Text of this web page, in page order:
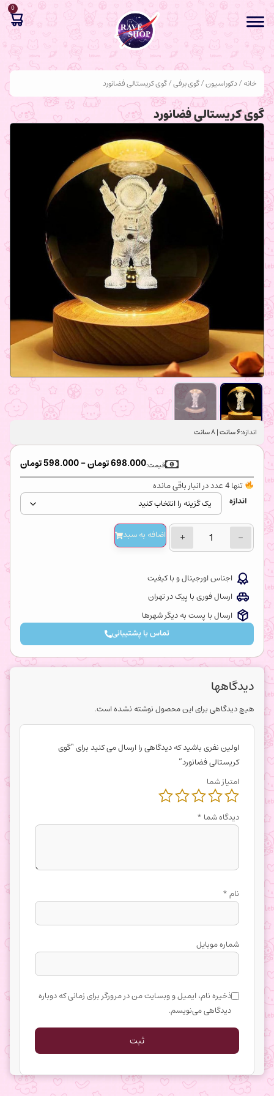
0
خانه/دکوراسیون/گوی برفی/ گوی کریستالی فضانورد
گوی کریستالی فضانورد
اندازه:۶ سانت | ۸ سانت
698.000تومان–
598.000تومان قیمت:
تنها 4 عدد در انبار باقی مانده
اندازه
−
+ اضافه‌ به سبد
اجناس اورجینال و با کیفیت
ارسال فوری با پیک در تهران
ارسال با پست به دیگر شهرها
تماس با پشتیبانی
دیدگاهها
هیچ دیدگاهی برای این محصول نوشته نشده است.
اولین نفری باشید که دیدگاهی را ارسال می کنید برای “گوی
کریستالی فضانورد”
امتیاز شما
دیدگاه شما *
نام*
شماره موبایل
ذخیره نام، ایمیل و وبسایت من در مرورگر برای زمانی که دوباره
دیدگاهی می‌نویسم.